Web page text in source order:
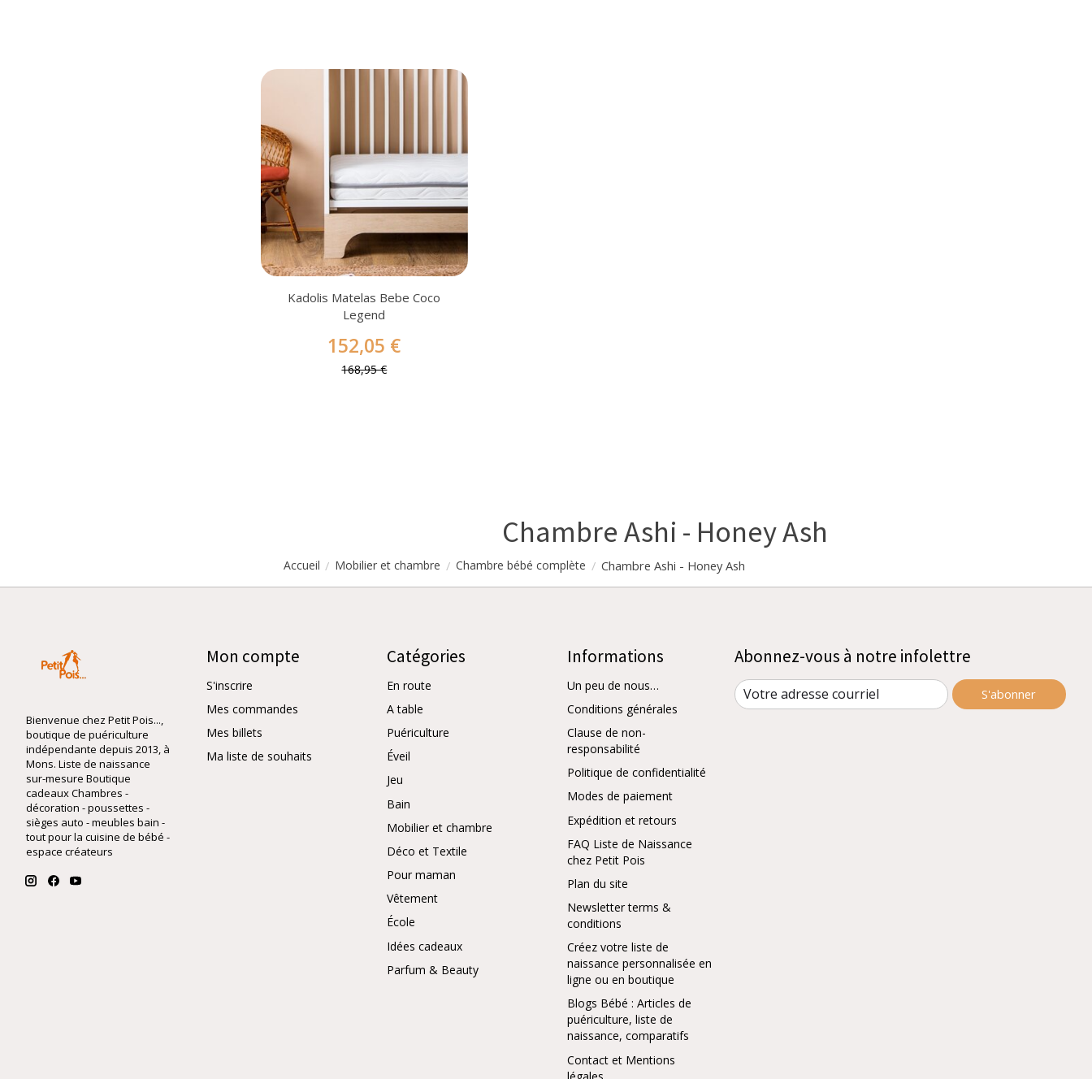
Kadolis Matelas Bebe Coco
Legend
152,05 €
168,95 €
Chambre Ashi - Honey Ash
Accueil / Mobilier et chambre / Chambre bébé complète / Chambre Ashi - Honey Ash
Bienvenue chez Petit Pois...,
boutique de puériculture
indépendante depuis 2013, à
Mons. Liste de naissance
sur-mesure Boutique
cadeaux Chambres -
décoration - poussettes -
sièges auto - meubles bain -
tout pour la cuisine de bébé -
espace créateurs
Mon compte
S'inscrire
Mes commandes
Mes billets
Ma liste de souhaits
Catégories
En route
A table
Puériculture
Éveil
Jeu
Bain
Mobilier et chambre
Déco et Textile
Pour maman
Vêtement
École
Idées cadeaux
Parfum & Beauty
Informations
Un peu de nous…
Conditions générales
Clause de non-
responsabilité
Politique de confidentialité
Modes de paiement
Expédition et retours
FAQ Liste de Naissance
chez Petit Pois
Plan du site
Newsletter terms &
conditions
Créez votre liste de
naissance personnalisée en
ligne ou en boutique
Blogs Bébé : Articles de
puériculture, liste de
naissance, comparatifs
Contact et Mentions
légales
Abonnez-vous à notre infolettre
S'abonner